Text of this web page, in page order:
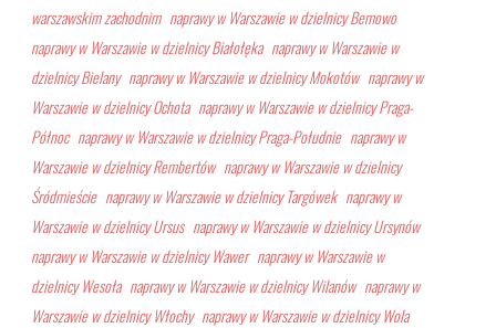
warszawskim zachodnim naprawy w Warszawie w dzielnicy Bemowo
naprawy w Warszawie w dzielnicy Białołęka naprawy w Warszawie w
dzielnicy Bielany naprawy w Warszawie w dzielnicy Mokotów naprawy w
Warszawie w dzielnicy Ochota naprawy w Warszawie w dzielnicy Praga-
Północ naprawy w Warszawie w dzielnicy Praga-Południe naprawy w
Warszawie w dzielnicy Rembertów naprawy w Warszawie w dzielnicy
Śródmieście naprawy w Warszawie w dzielnicy Targówek naprawy w
Warszawie w dzielnicy Ursus naprawy w Warszawie w dzielnicy Ursynów
naprawy w Warszawie w dzielnicy Wawer naprawy w Warszawie w
dzielnicy Wesoła naprawy w Warszawie w dzielnicy Wilanów naprawy w
Warszawie w dzielnicy Włochy naprawy w Warszawie w dzielnicy Wola